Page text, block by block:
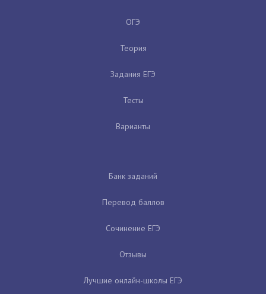
ОГЭ
Теория
Задания ЕГЭ
Тесты
Варианты
Банк заданий
Перевод баллов
Сочинение ЕГЭ
Отзывы
Лучшие онлайн-школы ЕГЭ